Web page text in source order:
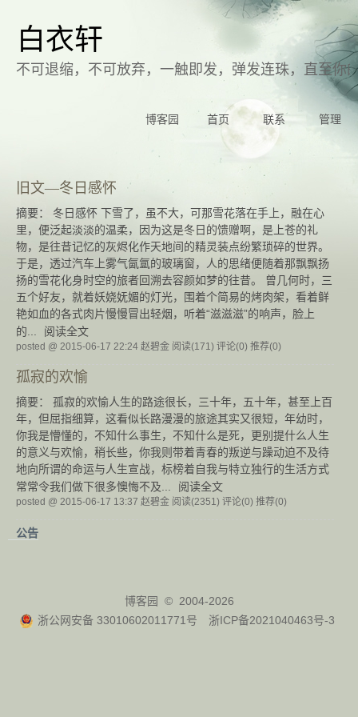
白衣轩
不可退缩，不可放弃，一触即发，弹发连珠，直至你
博客园 首页 联系 管理
旧文—冬日感怀
摘要： 冬日感怀 下雪了，虽不大，可那雪花落在手上，融在心
里，便泛起淡淡的温柔，因为这是冬日的馈赠啊，是上苍的礼
物，是往昔记忆的灰烬化作天地间的精灵装点纷繁琐碎的世界。
于是，透过汽车上雾气氤氲的玻璃窗，人的思绪便随着那飘飘扬
扬的雪花化身时空的旅者回溯去容颜如梦的往昔。 曾几何时，三
五个好友，就着妖娆妩媚的灯光，围着个简易的烤肉架，看着鲜
艳如血的各式肉片慢慢冒出轻烟，听着“滋滋滋”的响声，脸上
的...
阅读全文
posted @ 2015-06-17 22:24 赵碧金 阅读(171) 评论(0) 推荐(0)
孤寂的欢愉
摘要： 孤寂的欢愉人生的路途很长，三十年，五十年，甚至上百
年，但屈指细算，这看似长路漫漫的旅途其实又很短，年幼时，
你我是懵懂的，不知什么事生，不知什么是死，更别提什么人生
的意义与欢愉，稍长些，你我则带着青春的叛逆与躁动迫不及待
地向所谓的命运与人生宣战，标榜着自我与特立独行的生活方式
常常令我们做下很多懊悔不及...
阅读全文
posted @ 2015-06-17 13:37 赵碧金 阅读(2351) 评论(0) 推荐(0)
公告
博客园
© 2004-2026
浙公网安备 33010602011771号
浙ICP备2021040463号-3